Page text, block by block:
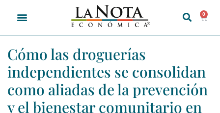
0
Cómo las droguerías
independientes se consolidan
como aliadas de la prevención
y el bienestar comunitario en